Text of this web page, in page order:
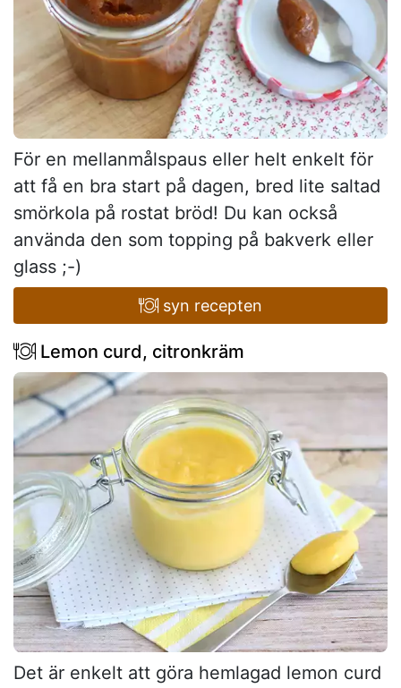
För en mellanmålspaus eller helt enkelt för
att få en bra start på dagen, bred lite saltad
smörkola på rostat bröd! Du kan också
använda den som topping på bakverk eller
glass ;-)
syn recepten
Lemon curd, citronkräm
Det är enkelt att göra hemlagad lemon curd